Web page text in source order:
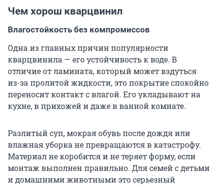
Чем хорош кварцвинил
Влагостойкость без компромиссов
Одна из главных причин популярности
кварцвинила — его устойчивость к воде. В
отличие от ламината, который может вздуться
из-за пролитой жидкости, это покрытие спокойно
переносит контакт с влагой. Его укладывают на
кухне, в прихожей и даже в ванной комнате.
Разлитый суп, мокрая обувь после дождя или
влажная уборка не превращаются в катастрофу.
Материал не коробится и не теряет форму, если
монтаж выполнен правильно. Для семей с детьми
и домашними животными это серьезный